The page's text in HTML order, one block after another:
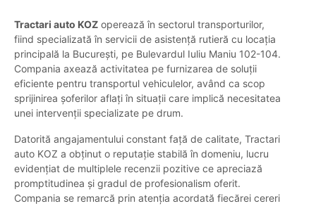
Tractari auto KOZ operează în sectorul transporturilor,
fiind specializată în servicii de asistență rutieră cu locația
principală la București, pe Bulevardul Iuliu Maniu 102-104.
Compania axează activitatea pe furnizarea de soluții
eficiente pentru transportul vehiculelor, având ca scop
sprijinirea șoferilor aflați în situații care implică necesitatea
unei intervenții specializate pe drum.
Datorită angajamentului constant față de calitate, Tractari
auto KOZ a obținut o reputație stabilă în domeniu, lucru
evidențiat de multiplele recenzii pozitive ce apreciază
promptitudinea și gradul de profesionalism oferit.
Compania se remarcă prin atenția acordată fiecărei cereri